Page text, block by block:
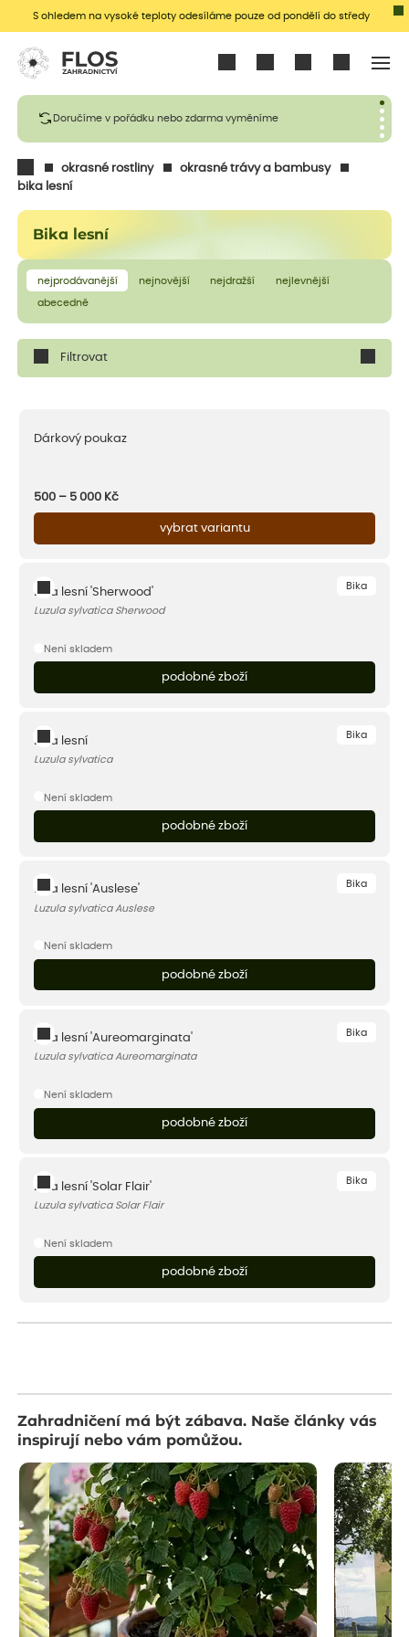
S ohledem na vysoké teploty odesíláme pouze od pondělí do středy
Doručíme v pořádku nebo zdarma vyměníme
okrasné rostliny
okrasné trávy a bambusy
bika lesní
Bika lesní
nejprodávanější nejnovější nejdražší nejlevnější
abecedně
Filtrovat
Dárkový poukaz
500 – 5 000 Kč
vybrat variantu
Bika
Bika lesní 'Sherwood'
Luzula sylvatica Sherwood
Není skladem
podobné zboží
Bika
Bika lesní
Luzula sylvatica
Není skladem
podobné zboží
Bika
Bika lesní 'Auslese'
Luzula sylvatica Auslese
Není skladem
podobné zboží
Bika
Bika lesní 'Aureomarginata'
Luzula sylvatica Aureomarginata
Není skladem
podobné zboží
Bika
Bika lesní 'Solar Flair'
Luzula sylvatica Solar Flair
Není skladem
podobné zboží
Zahradničení má být zábava. Naše články vás
inspirují nebo vám pomůžou.